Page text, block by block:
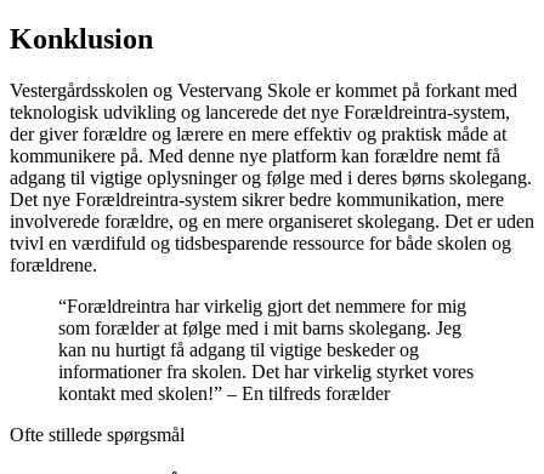
Konklusion
Vestergårdsskolen og Vestervang Skole er kommet på forkant med
teknologisk udvikling og lancerede det nye Forældreintra-system,
der giver forældre og lærere en mere effektiv og praktisk måde at
kommunikere på. Med denne nye platform kan forældre nemt få
adgang til vigtige oplysninger og følge med i deres børns skolegang.
Det nye Forældreintra-system sikrer bedre kommunikation, mere
involverede forældre, og en mere organiseret skolegang. Det er uden
tvivl en værdifuld og tidsbesparende ressource for både skolen og
forældrene.
“Forældreintra har virkelig gjort det nemmere for mig
som forælder at følge med i mit barns skolegang. Jeg
kan nu hurtigt få adgang til vigtige beskeder og
informationer fra skolen. Det har virkelig styrket vores
kontakt med skolen!” – En tilfreds forælder
Ofte stillede spørgsmål